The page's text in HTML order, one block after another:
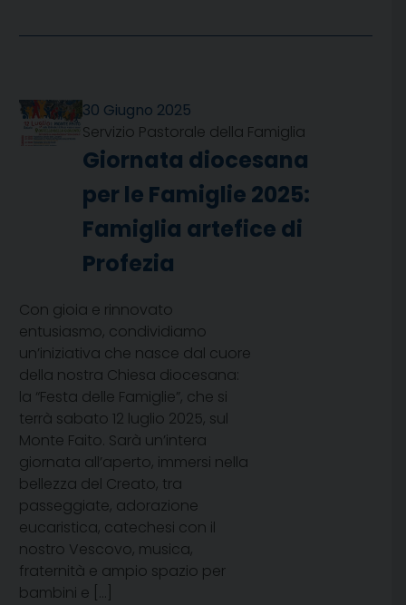
30 Giugno 2025
Servizio Pastorale della Famiglia
Giornata diocesana
per le Famiglie 2025:
Famiglia artefice di
Profezia
Con gioia e rinnovato
entusiasmo, condividiamo
un’iniziativa che nasce dal cuore
della nostra Chiesa diocesana:
la “Festa delle Famiglie”, che si
terrà sabato 12 luglio 2025, sul
Monte Faito. Sarà un’intera
giornata all’aperto, immersi nella
bellezza del Creato, tra
passeggiate, adorazione
eucaristica, catechesi con il
nostro Vescovo, musica,
fraternità e ampio spazio per
bambini e […]